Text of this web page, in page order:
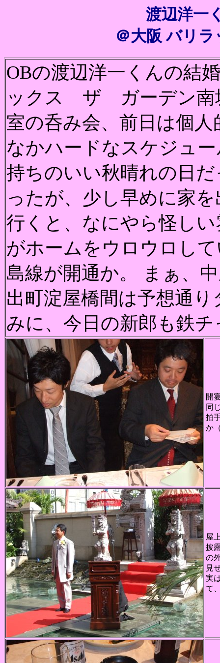
渡辺洋一
＠大阪 バリラ
OBの渡辺洋一くんの結
ックス ザ ガーデン南
室の呑み会、前日は個
なかハードなスケジュ
持ちのいい秋晴れの日
ったが、少し早めに家
行くと、なにやら怪し
がホームをウロウロし
島線が開通か。 まぁ、
出町淀屋橋間は予想通
みに、今日の新郎も鉄チ
開
同
拍
か
屋
披
の
見
実
て